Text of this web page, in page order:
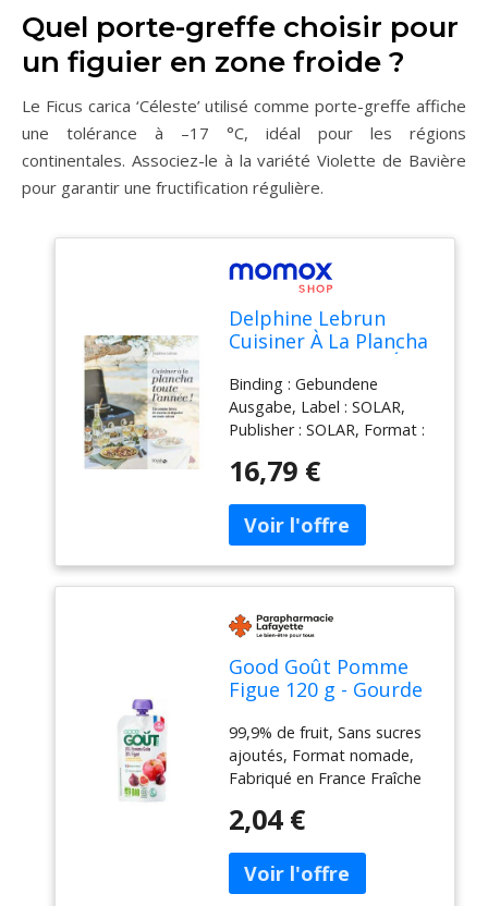
Quel porte-greffe choisir pour
un figuier en zone froide ?
Le Ficus carica ‘Céleste’ utilisé comme porte-greffe affiche
une tolérance à –17 °C, idéal pour les régions
continentales. Associez-le à la variété Violette de Bavière
pour garantir une fructification régulière.
Delphine Lebrun
Cuisiner À La Plancha
Comme Hiver, 80
Recettes À Déguster
En Toute Saison
Binding : Gebundene
Ausgabe, Label : SOLAR,
Publisher : SOLAR, Format :
Gebundene Ausgabe,
publicationDate : 2022-06-
23, authors : Delphine
Lebrun, ISBN : 2263180206
16,79 €
Good Goût Pomme
Figue 120 g - Gourde
99,9% de fruit, Sans sucres
ajoutés, Format nomade,
Fabriqué en France Fraîche
dans un dessert, il y a 1000
Et pour cause, ce fruit est
considéré comme l'un des
2,04 €